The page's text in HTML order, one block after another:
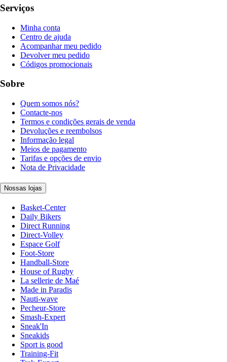
Serviços
Minha conta
Centro de ajuda
Acompanhar meu pedido
Devolver meu pedido
Códigos promocionais
Sobre
Quem somos nós?
Contacte-nos
Termos e condições gerais de venda
Devoluções e reembolsos
Informação legal
Meios de pagamento
Tarifas e opções de envio
Nota de Privacidade
Nossas lojas
Basket-Center
Daily Bikers
Direct Running
Direct-Volley
Espace Golf
Foot-Store
Handball-Store
House of Rugby
La sellerie de Maé
Made in Paradis
Nauti-wave
Pecheur-Store
Smash-Expert
Sneak'In
Sneakids
Sport is good
Training-Fit